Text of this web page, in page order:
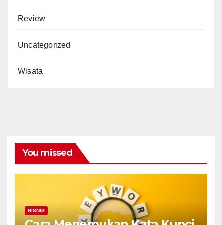
Review
Uncategorized
Wisata
You missed
BISNIS